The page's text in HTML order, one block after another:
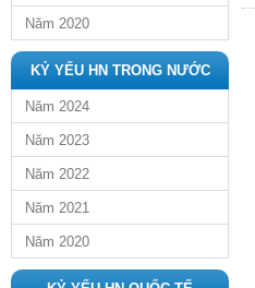
Năm 2020
KỶ YẾU HN TRONG NƯỚC
Năm 2024
Năm 2023
Năm 2022
Năm 2021
Năm 2020